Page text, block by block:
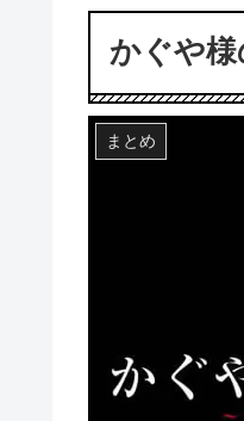
かぐや
まとめ